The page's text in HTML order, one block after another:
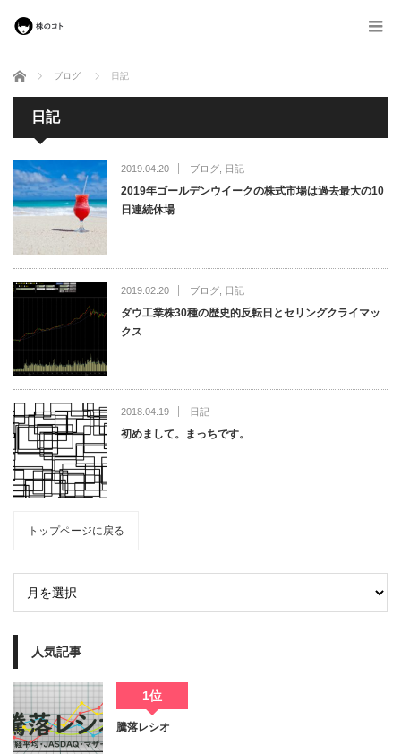
ホーム ブログ 日記
日記
2019.04.20 ブログ, 日記
2019年ゴールデンウイークの株式市場は過去最大の10
日連続休場
2019.02.20 ブログ, 日記
ダウ工業株30種の歴史的反転日とセリングクライマッ
クス
2018.04.19 日記
初めまして。まっちです。
トップページに戻る
人気記事
1位
騰落レシオ